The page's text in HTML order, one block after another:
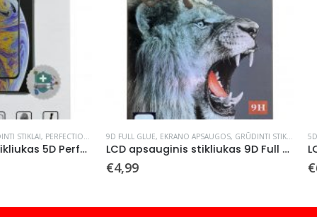
, EKRANO APSAUGOS, GRŪDINTI STIKLAI
LCD apsauginis stikliukas 9D Full Glue Samsung A705 A70 juodas
5D FULL GLUE,EKRANO APSAUGOS,